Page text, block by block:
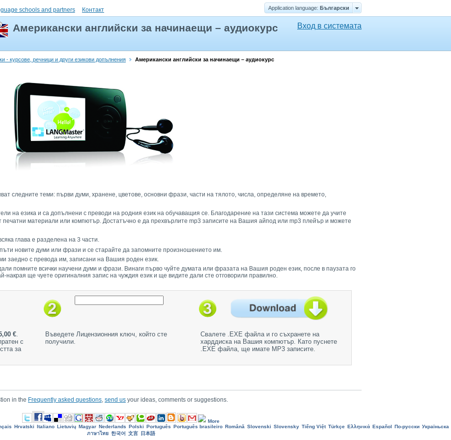
schools and partners Контакт Application language: Български
Американски английски за начинаещи – аудиокурс Вход в системата
- курсове, речници и други езикови допълнения Американски английски за начинаещи – аудиокурс
следните теми: първи думи, хранене, цветове, основни фрази, части на тялото, числа, определяне на времето,
на езика и са допълнени с преводи на родния език на обучаващия се. Благодарение на тази система можете да учите
печатни материали или компютър. Достатъчно е да прехвърлите mp3 записите на Вашия айпод или mp3 плейър и можете
глава е разделена на 3 части.
новите думи или фрази и се старайте да запомните произношението им.
заедно с превода им, записани на Вашия роден език.
помните всички научени думи и фрази. Винаги първо чуйте думата или фразата на Вашия роден език, после в паузата го
накрая ще чуете оригиналния запис на чуждия език и ще видите дали сте отговорили правилно.
€.
с
за
Въведете Лицензионния ключ, който сте
получили.
Свалете .ЕХЕ файла и го съхранете на
харддиска на Вашия компютър. Като пуснете
.ЕХЕ файла, ще имате МР3 записите.
in the Frequently asked questions send us your ideas, comments or suggestions.
More
Hrvatski Italiano Lietuvių Magyar Nederlands Polski Português Português brasileiro Română Slovenski Slovensky Tiếng Việt Türkçe Ελληνικά Еspañol По-русски Україньска
ภาษาไทย 한국어 文言 日本語